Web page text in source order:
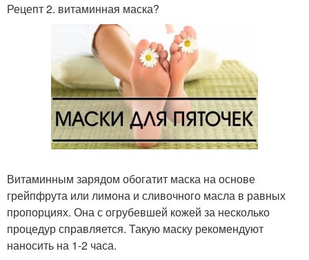
Рецепт 2. витаминная маска?
Витаминным зарядом обогатит маска на основе
грейпфрута или лимона и сливочного масла в равных
пропорциях. Она с огрубевшей кожей за несколько
процедур справляется. Такую маску рекомендуют
наносить на 1-2 часа.